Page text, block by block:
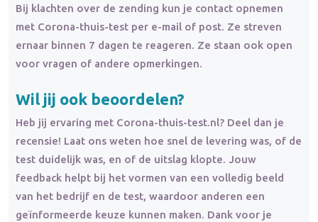
Bij klachten over de zending kun je contact opnemen
met Corona-thuis-test per e-mail of post. Ze streven
ernaar binnen 7 dagen te reageren. Ze staan ook open
voor vragen of andere opmerkingen.
Wil jij ook beoordelen?
Heb jij ervaring met Corona-thuis-test.nl? Deel dan je
recensie! Laat ons weten hoe snel de levering was, of de
test duidelijk was, en of de uitslag klopte. Jouw
feedback helpt bij het vormen van een volledig beeld
van het bedrijf en de test, waardoor anderen een
geïnformeerde keuze kunnen maken. Dank voor je